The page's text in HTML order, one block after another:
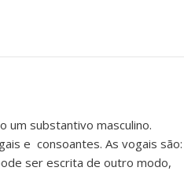
um substantivo masculino.
e consoantes. As vogais são:
ser escrita de outro modo,